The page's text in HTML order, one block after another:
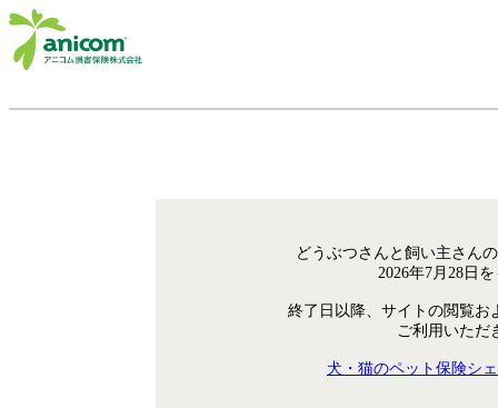
どうぶつさんと飼い主さん
2026年7月28日
終了日以降、サイトの閲覧お
ご利用いただ
犬・猫のペット保険シ